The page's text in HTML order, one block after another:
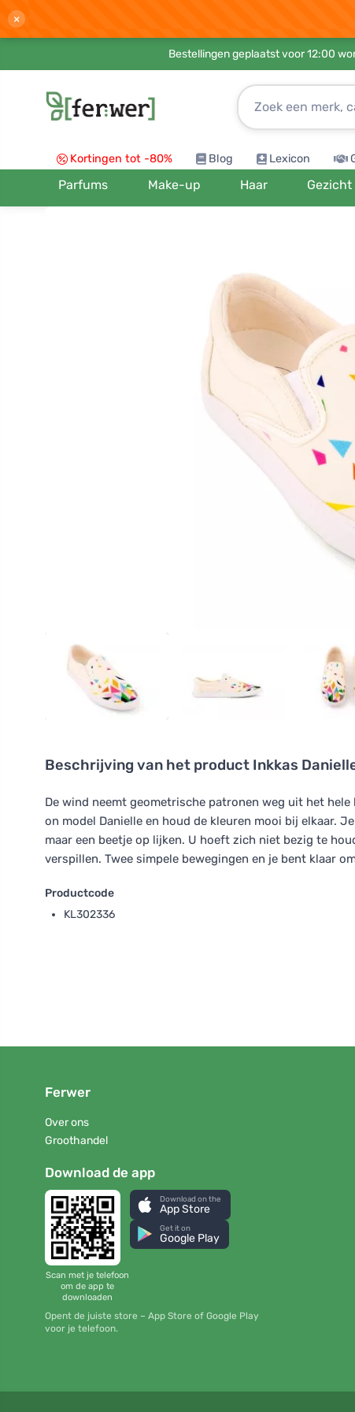
×
Bestellingen geplaatst voor 12:00
Kortingen tot -80% Blog Lexicon
Parfums Make-up Haar Gezicht
Beschrijving van het product Inkkas
De wind neemt geometrische patronen weg uit het
on model Danielle en houd de kleuren mooi bij elkaar.
maar een beetje op lijken. U hoeft zich niet bezig te
verspillen. Twee simpele bewegingen en je bent klaar
Productcode
KL302336
Ferwer
Over ons
Groothandel
Download de app
Scan met je telefoon
om de app te
downloaden
Download on the
App Store
Get it on
Google Play
Opent de juiste store – App Store of Google Play
voor je telefoon.